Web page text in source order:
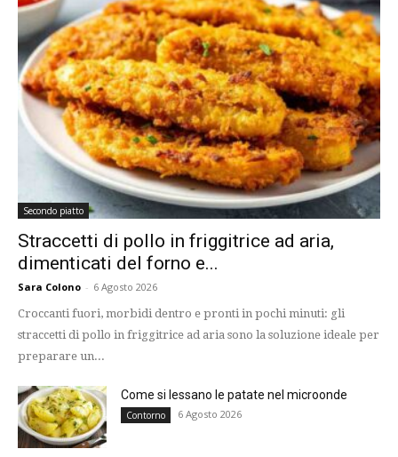
Secondo piatto
Straccetti di pollo in friggitrice ad aria,
dimenticati del forno e...
Sara Colono - 6 Agosto 2026
Croccanti fuori, morbidi dentro e pronti in pochi minuti: gli
straccetti di pollo in friggitrice ad aria sono la soluzione ideale per
preparare un...
Come si lessano le patate nel microonde
Contorno 6 Agosto 2026